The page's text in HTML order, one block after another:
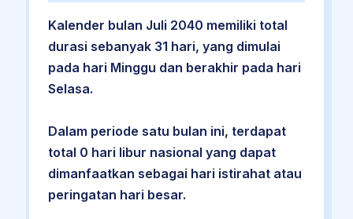
Kalender bulan Juli 2040 memiliki total
durasi sebanyak 31 hari, yang dimulai
pada hari Minggu dan berakhir pada hari
Selasa.
Dalam periode satu bulan ini, terdapat
total 0 hari libur nasional yang dapat
dimanfaatkan sebagai hari istirahat atau
peringatan hari besar.